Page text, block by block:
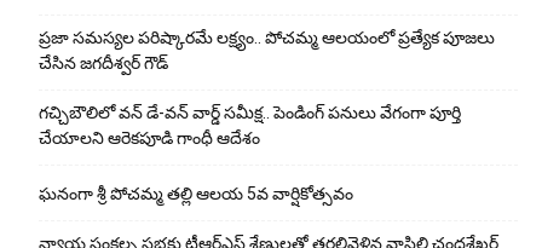
ప్రజా సమస్యల పరిష్కారమే లక్ష్యం.. పోచమ్మ ఆలయంలో ప్రత్యేక పూజలు
చేసిన జగదీశ్వర్ గౌడ్
గచ్చిబౌలిలో వన్ డే-వన్ వార్డ్ సమీక్ష.. పెండింగ్ పనులు వేగంగా పూర్తి
చేయాలని ఆరెకపూడి గాంధీ ఆదేశం
ఘ‌నంగా శ్రీ పోచమ్మ త‌ల్లి ఆలయ 5వ వార్షికోత్సవం
న్యాయ సంక‌ల్ప స‌భ‌కు టీఆర్ఎస్ శ్రేణుల‌తో త‌ర‌లివెళ్లిన వాసిలి చంద్ర‌శేఖ‌ర్